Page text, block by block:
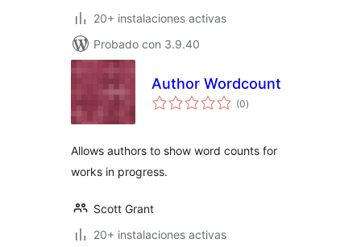
20+ instalaciones activas
Probado con 3.9.40
Author Wordcount
(0total
de
)
Allows authors to show word counts for
works in progress.
Scott Grant
20+ instalaciones activas